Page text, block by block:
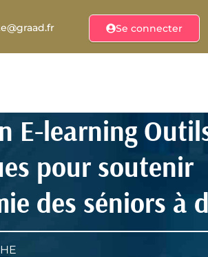
Se connecter
E-learning
pour soutenir
des séniors à